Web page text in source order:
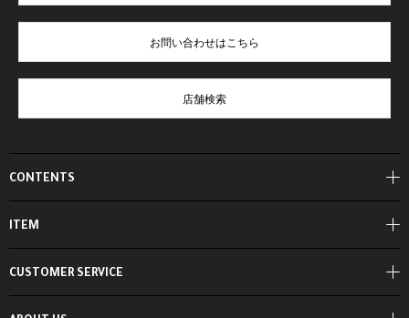
CONTENTS
ITEM
お問い合わせはこちら
店舗検索
CUSTOMER SERVICE